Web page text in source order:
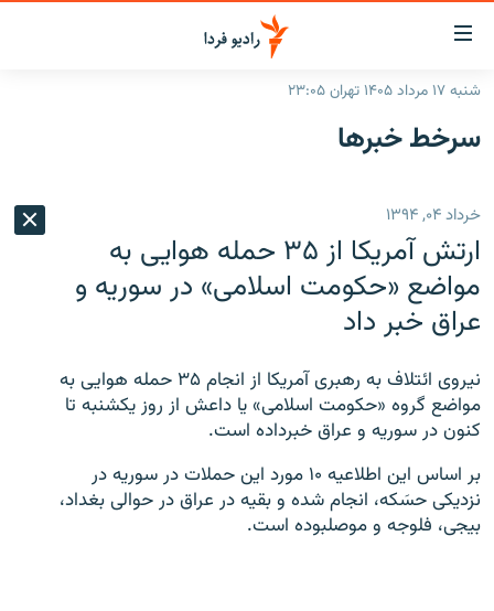
لینک‌های
قابلیت
دسترسی
بازگشت
اصلی
رفتن
صفحه
جستجو
ایران
رادیو
انتخاب کنید و بشنوید
برنامه‌های رادیویی
پادکست
چندرسانه‌ای
گزارش‌های ویدئویی
English
به ما بپیوندید
شنبه ۱۷ مرداد ۱۴۰۵ تهران ۲۳:۰۵
سرخط‌ خبرها
خرداد ۰۴, ۱۳۹۴
ارتش آمریکا از ۳۵ حمله هوایی به
مواضع «حکومت اسلامی» در سوریه و
عراق خبر داد
نیروی ائتلاف به رهبری آمریکا از انجام ۳۵ حمله هوایی به
مواضع گروه «حکومت اسلامی» یا داعش از روز یکشنبه تا
کنون در سوریه و عراق خبرداده است.
بر اساس این اطلاعیه ۱۰ مورد این حملات در سوریه در
نزدیکی حسَکه، انجام شده و بقیه در عراق در حوالی بغداد،
بیجی، فلوجه و موصلبوده است.